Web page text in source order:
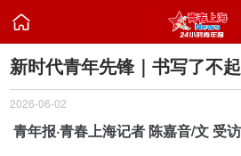

新时代青年先锋｜书写了不
2026-06-02
青年报·青春上海记者 陈嘉音/文 受